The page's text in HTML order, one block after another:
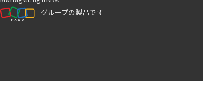
グループの製品です